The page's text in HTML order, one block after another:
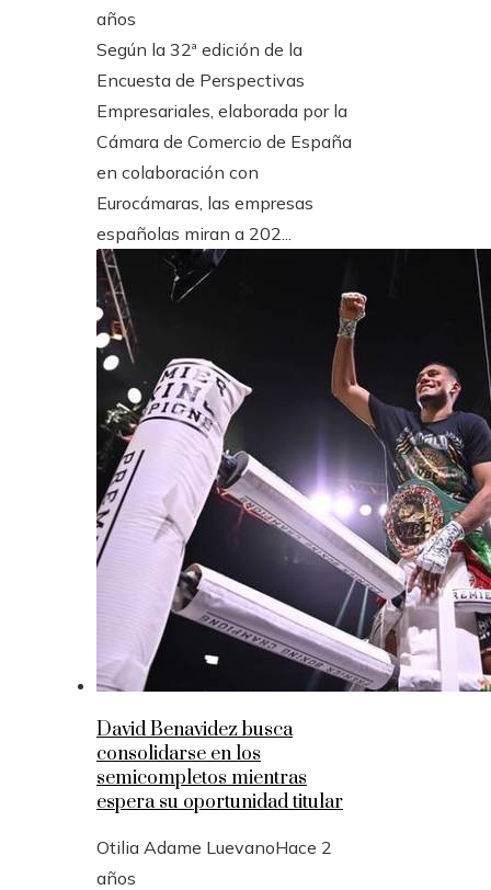
años
Según la 32ª edición de la
Encuesta de Perspectivas
Empresariales, elaborada por la
Cámara de Comercio de España
en colaboración con
Eurocámaras, las empresas
españolas miran a 202...
David Benavidez busca
consolidarse en los
semicompletos mientras
espera su oportunidad titular
Otilia Adame LuevanoHace 2
años